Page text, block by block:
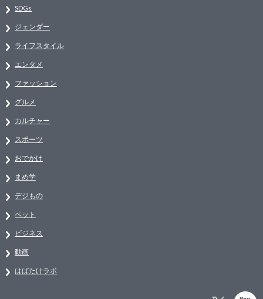
SDGs
ジェンダー
ライフスタイル
エンタメ
ファッション
グルメ
カルチャー
スポーツ
おでかけ
まめ学
デジもの
ペット
ビジネス
動画
はばたけラボ